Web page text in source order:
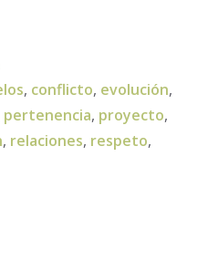
, conflicto, evolución,
pertenencia, proyecto,
, relaciones, respeto,